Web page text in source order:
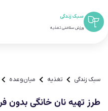
سبک زندگی
ورزش سلامتی تغذیه
سبک زندگی تغذیه میان‌وعده
طرز تهیه نان خانگی بدون